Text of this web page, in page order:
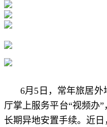
6月5日，常年旅居
厅掌上服务平台“视频办
长期异地安置手续。近